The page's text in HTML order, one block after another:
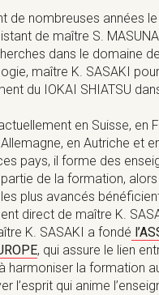
de nombreuses années
de maître S.
dans le domaine
maître K. SASAKI
du IOKAI SHIATSU
en Suisse, en
en Autriche et
pays, il forme des
de la formation,
plus avancés
direct de maître K.
K. SASAKI a fondé
, qui assure le lien
harmoniser la formation
l’esprit qui anime